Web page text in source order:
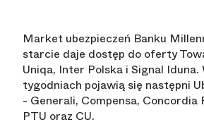
Market ubezpieczeń Banku
starcie daje dostęp do oferty
Uniqa, Inter Polska i Signal Iduna.
tygodniach pojawią się następni
- Generali, Compensa, Concordia
PTU oraz CU.